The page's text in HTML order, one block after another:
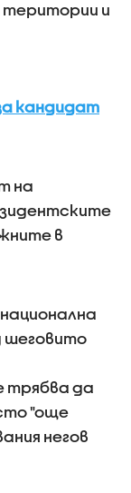
и
кандидат
на
в
шеговито
трябва да
"още
негов